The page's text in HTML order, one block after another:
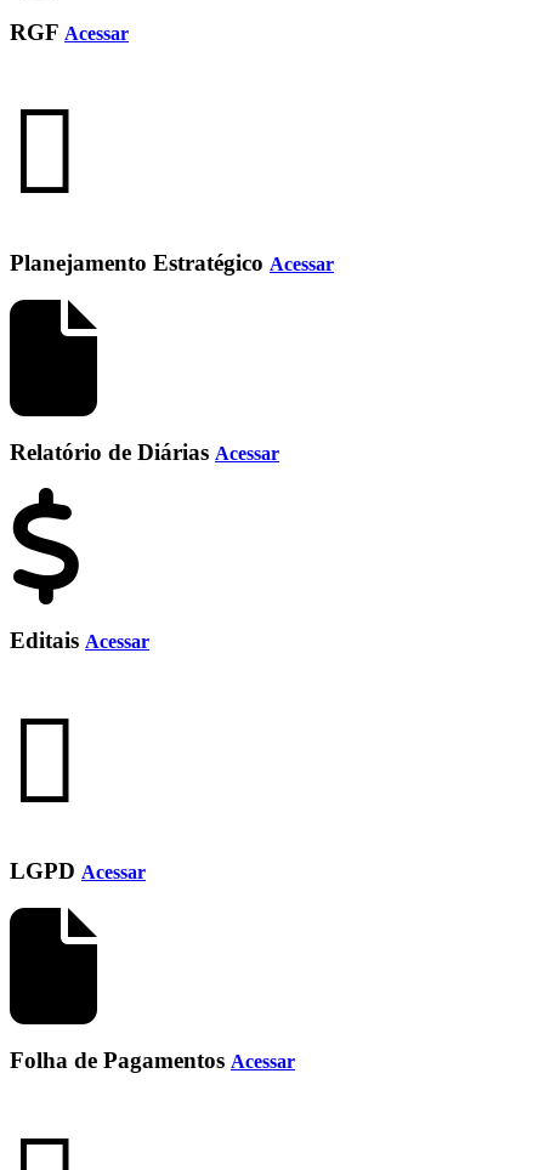
RGF Acessar
Planejamento Estratégico Acessar
Relatório de Diárias Acessar
Editais Acessar
LGPD Acessar
Folha de Pagamentos Acessar